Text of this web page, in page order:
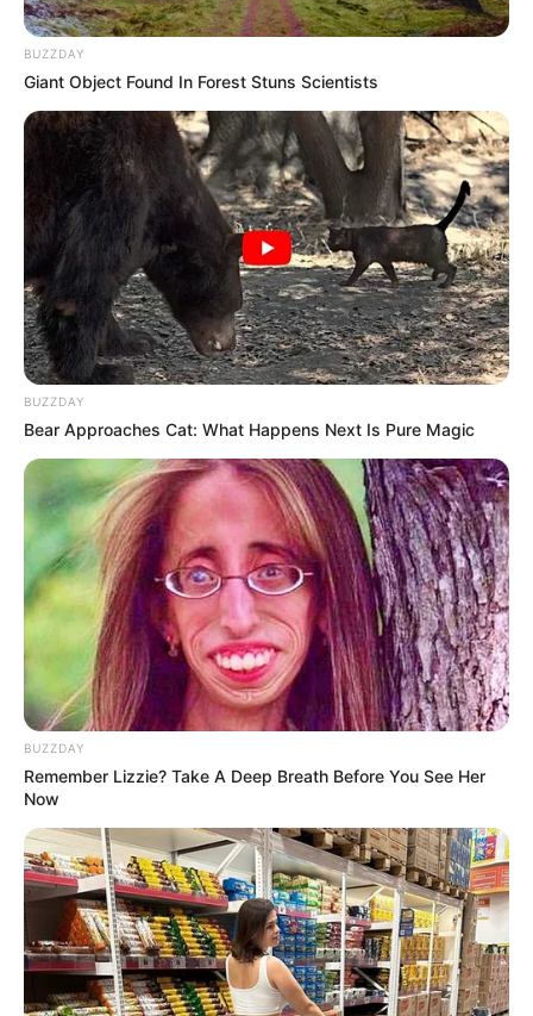
Watch The Most Jaw‑Dropping Figure Skating
Moments
BRAINBERRIES
Gina Carano Finally Admits What Some Suspected
All Along
BRAINBERRIES
BUZZDAY
Giant Object Found In Forest Stuns Scientists
BUZZDAY
Bear Approaches Cat: What Happens Next Is Pure Magic
BUZZDAY
Remember Lizzie? Take A Deep Breath Before You See Her
Now